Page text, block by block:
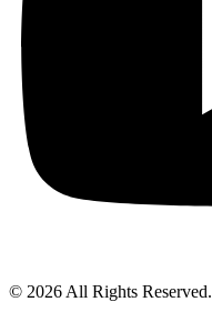
© 2026 All Rights Reserved.